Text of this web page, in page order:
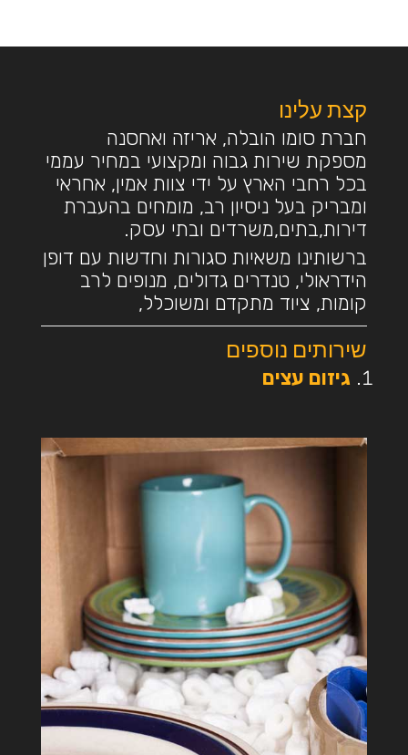
קצת עלינו
חברת סומו הובלה, אריזה ואחסנה
מספקת שירות גבוה ומקצועי במחיר עממי
בכל רחבי הארץ על ידי צוות אמין, אחראי
ומבריק בעל ניסיון רב, מומחים בהעברת
דירות,בתים,משרדים ובתי עסק.
ברשותינו משאיות סגורות וחדשות עם דופן
הידראולי, טנדרים גדולים, מנופים לרב
קומות, ציוד מתקדם ומשוכלל,
שירותים נוספים
גיזום עצים